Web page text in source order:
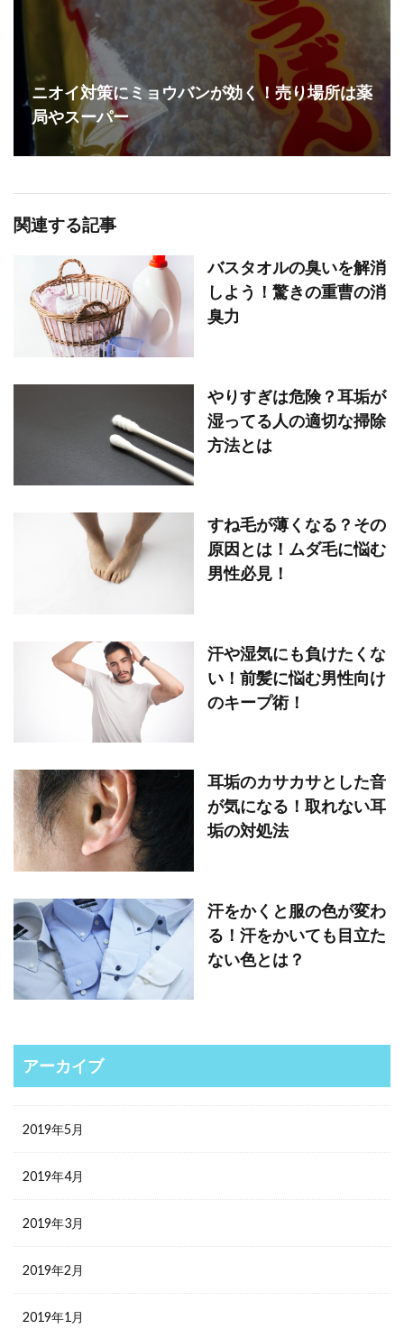
ニオイ対策にミョウバンが効く！売り場所は薬
局やスーパー
関連する記事
バスタオルの臭いを解消
しよう！驚きの重曹の消
臭力
やりすぎは危険？耳垢が
湿ってる人の適切な掃除
方法とは
すね毛が薄くなる？その
原因とは！ムダ毛に悩む
男性必見！
汗や湿気にも負けたくな
い！前髪に悩む男性向け
のキープ術！
耳垢のカサカサとした音
が気になる！取れない耳
垢の対処法
汗をかくと服の色が変わ
る！汗をかいても目立た
ない色とは？
アーカイブ
2019年5月
2019年4月
2019年3月
2019年2月
2019年1月